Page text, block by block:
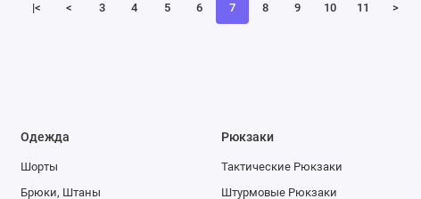
|< < 3 4 5 6 7 8 9 10 11 >
Одежда
Шорты
Брюки, Штаны
Рюкзаки
Тактические Рюкзаки
Штурмовые Рюкзаки